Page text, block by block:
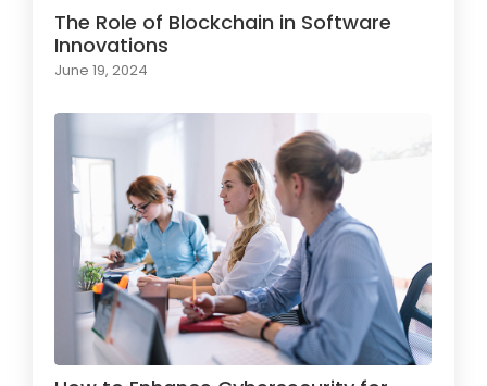
The Role of Blockchain in Software
Innovations
June 19, 2024